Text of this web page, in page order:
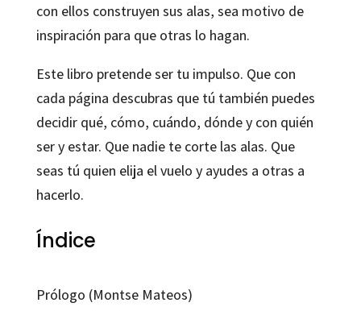
con ellos construyen sus alas, sea motivo de
inspiración para que otras lo hagan.
Este libro pretende ser tu impulso. Que con
cada página descubras que tú también puedes
decidir qué, cómo, cuándo, dónde y con quién
ser y estar. Que nadie te corte las alas. Que
seas tú quien elija el vuelo y ayudes a otras a
hacerlo.
Índice
Prólogo (Montse Mateos)